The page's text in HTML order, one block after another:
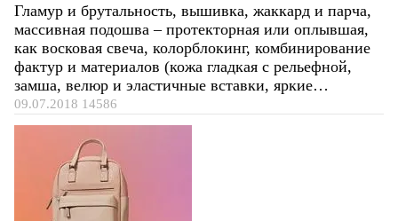
Гламур и брутальность, вышивка, жаккард и парча,
массивная подошва – протекторная или оплывшая,
как восковая свеча, колорблокинг, комбинирование
фактур и материалов (кожа гладкая с рельефной,
замша, велюр и эластичные вставки, яркие…
09.07.2018 14586